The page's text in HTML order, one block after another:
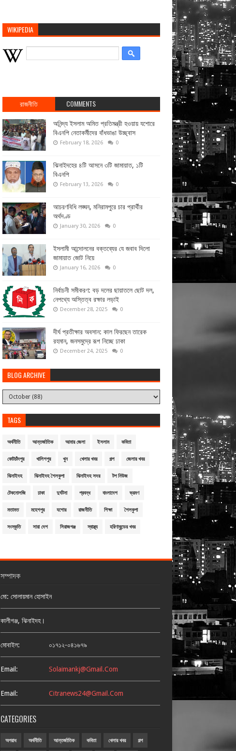
WIKIPEDIA
রাজনীতি COMMENTS
অনিন্দ্য ইসলাম অমিত প্রতিমন্ত্রী হওয়ায় যশোরে
বিএনপি নেতাকর্মীদের বাঁধভাঙা উচ্ছ্বাস
February 18, 2026 0
ঝিনাইদহের ৪টি আসনে ৩টি জামায়াত, ১টি
বিএনপি
February 13, 2026 0
আচরণবিধি লঙ্ঘন, মনিরামপুরে চার প্রার্থীর
অর্থদণ্ড
January 30, 2026 0
ইসলামী আন্দোলনের বক্তব্যের যে জবাব দিলো
জামায়াত জোট নিয়ে
January 16, 2026 0
নির্বাচনী সমীকরণ: বড় দলের ছায়াতলে ছোট দল,
নেপথ্যে অস্তিত্ব রক্ষার লড়াই
December 28, 2025 0
দীর্ঘ প্রতীক্ষার অবসান: কাল ফিরছেন তারেক
রহমান, জনসমুদ্রে রূপ নিচ্ছে ঢাকা
December 24, 2025 0
BLOG ARCHIVE
TAGS
অর্থনীতি আন্তর্জাতিক আমার জেলা ইসলাম কবিতা
কোটচাঁদপুর খালিশপুর খুন খেলার খবর গল্প জেলার খবর
ঝিনাইদহ ঝিনাইদহ শৈলকুপা ঝিনাইদহ সদর টপ নিউজ
টেকনোলজি ঢাকা দুর্ঘটনা প্রবন্ধ বাংলাদেশ ভ্রমণ
মতামত মহেশপুর যশোর রাজনীতি শিক্ষা শৈলকুপা
সংস্কৃতি সারা দেশ সিরাজগঞ্জ স্বাস্থ্য হরিণাকুন্ডের খবর
সম্পাদক
মো: সোলায়মান হোসাইন
কালীগঞ্জ, ঝিনাইদহ।
মোবাইল: ০১৭১২-০৪১৬৭৯
Email: Solaimankj@gmail.com
Email: Citranews24@gmail.com
CATEGORIES
অপরাধ অর্থনীতি আন্তর্জাতিক কবিতা খেলার খবর গল্প